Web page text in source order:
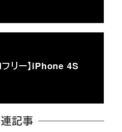
リー】iPhone 4S
記事